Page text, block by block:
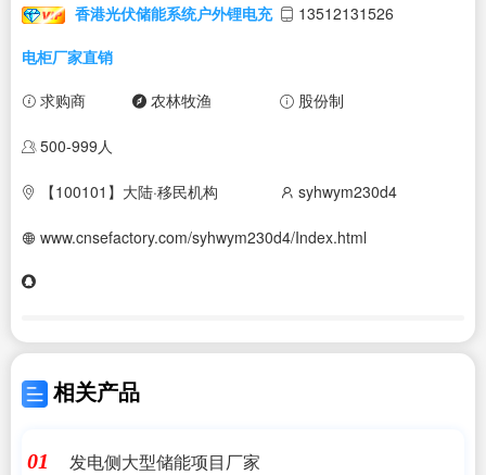
香港光伏储能系统户外锂电充
电柜厂家直销
13512131526
求购商 农林牧渔 股份制
500-999人
【100101】大陆·移民机构 syhwym230d4
www.cnsefactory.com/syhwym230d4/Index.html
相关产品
01 发电侧大型储能项目厂家